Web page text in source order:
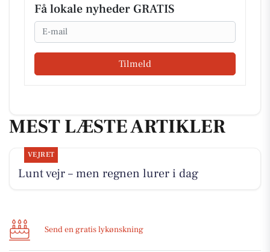
Få lokale nyheder GRATIS
Email
Tilmeld
MEST LÆSTE ARTIKLER
VEJRET
Lunt vejr – men regnen lurer i dag
Send en gratis lykønskning